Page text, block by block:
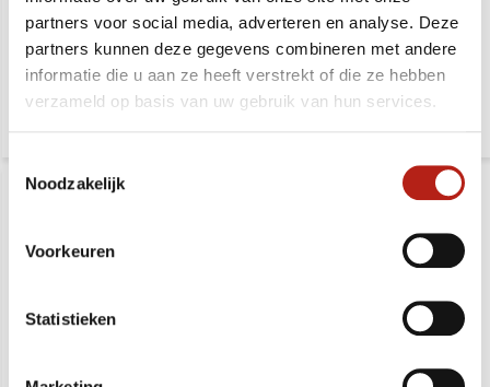
partners voor social media, adverteren en analyse. Deze
partners kunnen deze gegevens combineren met andere
informatie die u aan ze heeft verstrekt of die ze hebben
verzameld op basis van uw gebruik van hun services.
Noodzakelijk
Voorkeuren
Statistieken
Deliverytime
54,99
Deliverytime
43,99
kruisbeschermer
Advantage Light heren